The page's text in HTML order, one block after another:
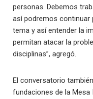
personas. Debemos
así podremos continuar
tema y así entender la
permitan atacar la
disciplinas”, agregó.
El conversatorio
fundaciones de la